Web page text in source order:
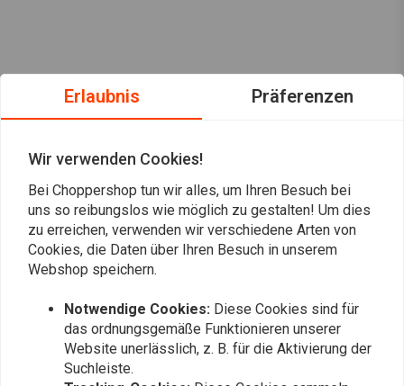
Immer auf dem Laufenden bleiben?
Erlaubnis Präferenzen
Wir verwenden Cookies!
Bei Choppershop tun wir alles, um Ihren Besuch bei
uns so reibungslos wie möglich zu gestalten! Um dies
zu erreichen, verwenden wir verschiedene Arten von
Cookies, die Daten über Ihren Besuch in unserem
Webshop speichern.
Notwendige Cookies: Diese Cookies sind für
das ordnungsgemäße Funktionieren unserer
Website unerlässlich, z. B. für die Aktivierung der
Suchleiste.